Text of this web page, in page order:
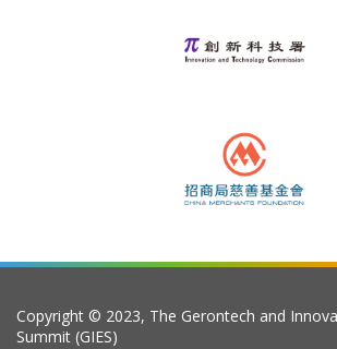
Copyright © 2023, The Gerontech and
Summit (GIES)